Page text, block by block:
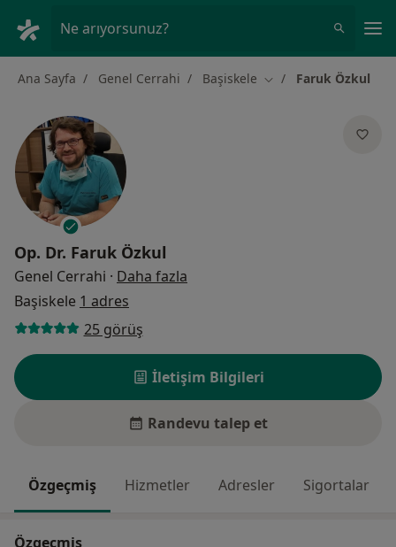
Ne arıyorsunuz?
Ana Sayfa Genel Cerrahi Başiskele Şehir değiştir
Faruk Özkul
Op. Dr. Faruk Özkul
Genel Cerrahi · Daha fazla
Başiskele 1 adres
25 görüş
İletişim Bilgileri
Randevu talep et
Özgeçmiş Hizmetler Adresler Sigortalar
Özgeçmiş